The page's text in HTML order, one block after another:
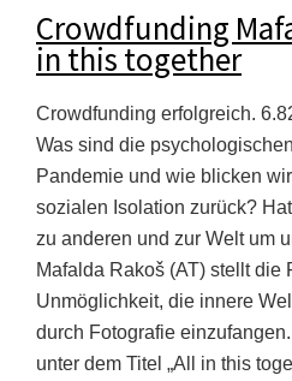
Crowdfunding
in this together
Crowdfunding erfolgreich.
Was sind die
Pandemie und wie blicken
sozialen Isolation zurück?
zu anderen und zur Welt um
Mafalda Rakoš (AT) stellt die
Unmöglichkeit, die innere
durch Fotografie
unter dem Titel „All in this